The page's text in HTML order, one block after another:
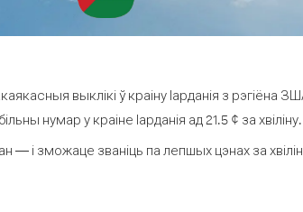
выклікі ў краіну Іарданія з рэгіёна
нумар у краіне Іарданія ад 21.5 ¢ за хвіліну.
зможаце званіць па лепшых цэнах за хвіліну